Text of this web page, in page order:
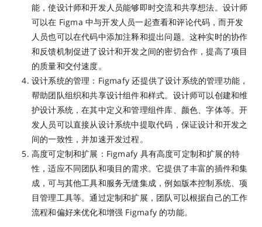
能，使设计师和开发人员能够即时交流和共享想法。设计师
可以在 Figma 中与开发人员一起查看和评论代码，而开发
人员也可以在代码中添加注释和提出问题。这种实时的协作
和反馈机制促进了设计和开发之间的密切合作，提高了项目
的质量和交付速度。
设计系统的管理：Figmafy 还提供了设计系统的管理功能，
帮助团队组织和共享设计组件和样式。设计师可以创建和维
护设计系统，在其中定义和管理组件库、颜色、字体等。开
发人员可以直接从设计系统中提取代码，保证设计和开发之
间的一致性，并加速开发过程。
高度可定制和扩展：Figmafy 具有高度可定制和扩展的特
性，适应不同团队和项目的需求。它提供了丰富的插件和集
成，可与其他工具和服务无缝集成，例如版本控制系统、项
目管理工具等。通过定制和扩展，团队可以根据自己的工作
流程和偏好来优化和增强 Figmafy 的功能。